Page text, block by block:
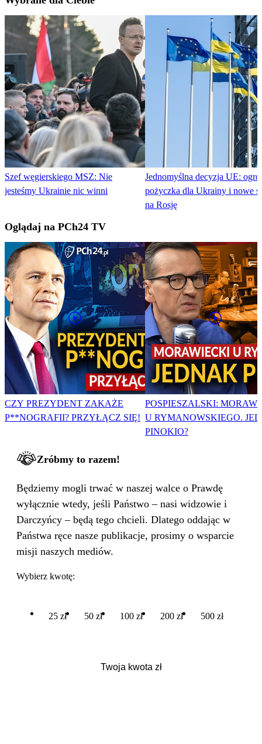
Szef węgierskiego MSZ: Nie
jesteśmy Ukrainie nic winni
Jednomyślna decyzja UE:
pożyczka dla Ukrainy i nowe
na Rosję
Oglądaj na PCh24 TV
CZY PREZYDENT ZAKAŻE
P**NOGRAFII? PRZYŁĄCZ SIĘ!
POSPIESZALSKI:
U RYMANOWSKIEGO.
PINOKIO?
Zróbmy to razem!
Będziemy mogli trwać w naszej walce o Prawdę
wyłącznie wtedy, jeśli Państwo – nasi widzowie i
Darczyńcy – będą tego chcieli. Dlatego oddając w
Państwa ręce nasze publikacje, prosimy o wsparcie
misji naszych mediów.
Wybierz kwotę:
25 zł 50 zł 100 zł 200 zł 500 zł